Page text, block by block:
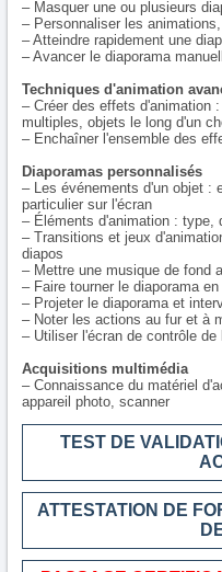
– Masquer une ou plusieurs
– Personnaliser les
– Atteindre rapidement une
– Avancer le diaporama
Techniques d'animation
– Créer des effets d'animation
multiples, objets le long d'un
– Enchaîner l'ensemble des
Diaporamas personnalisés
– Les événements d'un objet :
particulier sur l'écran
– Éléments d'animation : type,
– Transitions et jeux
diapos
– Mettre une musique de fond
– Faire tourner le diaporama
– Projeter le diaporama et
– Noter les actions au fur et à
– Utiliser l'écran de contrôle de
Acquisitions multimédia
– Connaissance du matériel
appareil photo, scanner
TEST DE
ATTESTATION DE